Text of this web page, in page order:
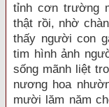
tỉnh cơn trường
thật rồi, nhờ
thấy người con
tim hình ảnh
sống mãnh liệt
nương hoa
mười lăm năm